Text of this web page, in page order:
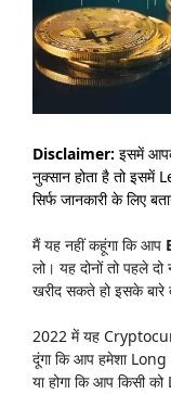
Disclaimer: इसमें
नुक्सान होता है तो इसमें
सिर्फ जानकारी के लिए
मैं यह नहीं कहूंगा कि आप
लो। यह दोनों तो पहले
खरीद सकते हो इसके बारे
2022 में यह
दूंगा कि आप हमेशा
या होगा कि आप किसी